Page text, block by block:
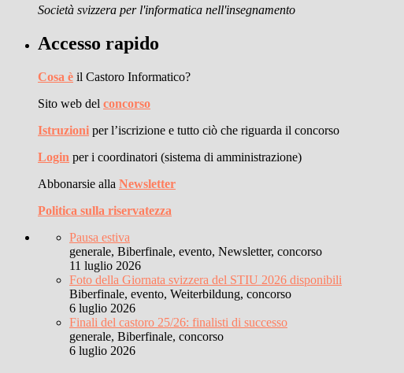
Società svizzera per l'informatica nell'insegnamento
Accesso rapido
Cosa è il Castoro Informatico?
Sito web del concorso
Istruzioni per l’iscrizione e tutto ciò che riguarda il concorso
Login per i coordinatori (sistema di amministrazione)
Abbonarsie alla Newsletter
Politica sulla riservatezza
Pausa estiva
generale, Biberfinale, evento, Newsletter, concorso
11 luglio 2026
Foto della Giornata svizzera del STIU 2026 disponibili
Biberfinale, evento, Weiterbildung, concorso
6 luglio 2026
Finali del castoro 25/26: finalisti di successo
generale, Biberfinale, concorso
6 luglio 2026